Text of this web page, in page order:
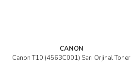
CANON
Canon T10 (4563C001) Sarı Orjinal Toner